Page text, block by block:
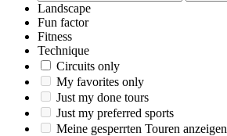
Landscape
Fun factor
Fitness
Technique
Circuits only
My favorites only
Just my done tours
Just my preferred sports
Meine gesperrten Touren anzeigen